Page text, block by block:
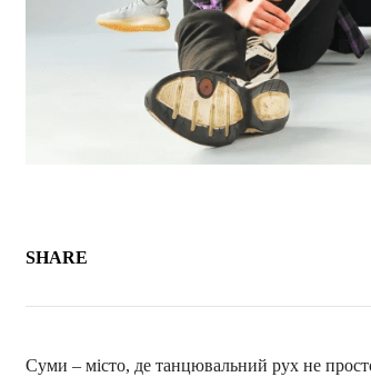
SHARE
Суми – місто, де танцювальний рух не